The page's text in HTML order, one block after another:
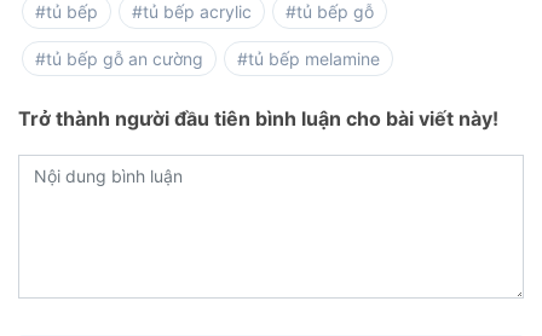
#tủ bếp #tủ bếp acrylic #tủ bếp gỗ
#tủ bếp gỗ an cường #tủ bếp melamine
Trở thành người đầu tiên bình luận cho bài viết này!